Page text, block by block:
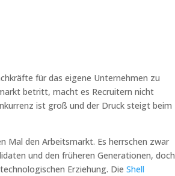
für das eigene Unternehmen zu
betritt, macht es Recruitern nicht
ist groß und der Druck steigt beim
Mal den Arbeitsmarkt. Es herrschen zwar
und den früheren Generationen, doch
Erziehung. DieShell